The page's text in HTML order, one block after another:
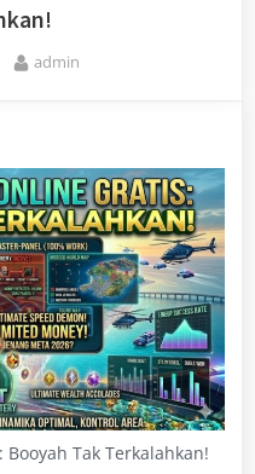
By
admin
Tak Terkalahkan!